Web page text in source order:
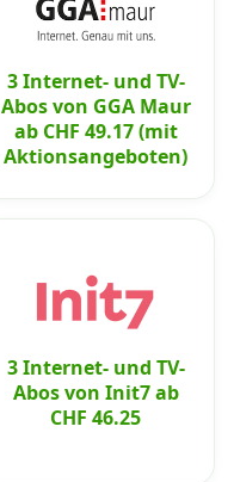
3 Internet- und TV-
Abos von GGA Maur
ab CHF 49.17 (mit
Aktionsangeboten)
3 Internet- und TV-
Abos von Init7 ab
CHF 46.25